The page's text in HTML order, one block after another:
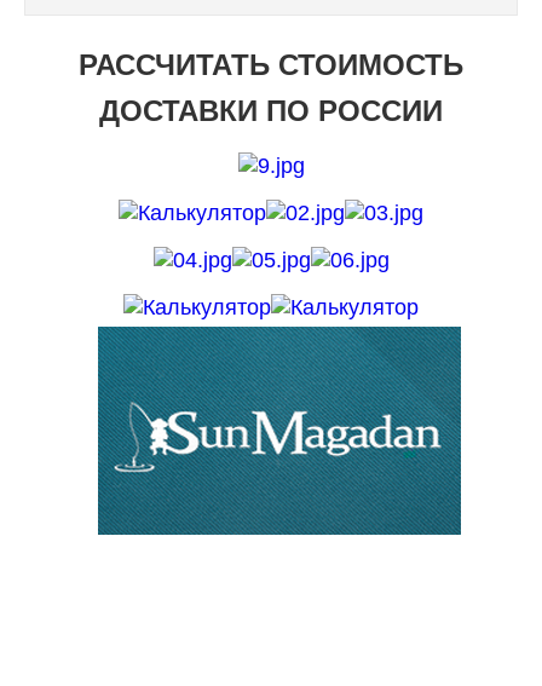
РАССЧИТАТЬ СТОИМОСТЬ
ДОСТАВКИ ПО РОССИИ